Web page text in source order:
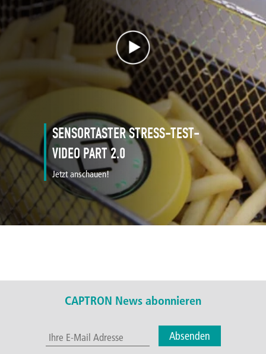
SENSORTASTER STRESS-TEST-
VIDEO PART 2.0
Jetzt anschauen!
CAPTRON News abonnieren
Absenden